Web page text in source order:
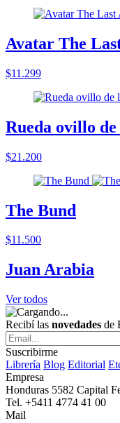
Avatar The
$11.299
Rueda ovillo de
$21.200
The Bund
$11.500
Juan Arabia
Ver todos
Recibí las novedades de
Suscribirme
Librería Blog Editorial
Empresa
Honduras 5582 Capital
Tel. +5411 4774 41 00
Mail